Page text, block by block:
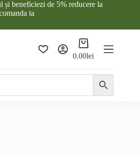
și beneficiezi de 5% reducere la
ta
Coș
de
cumpărături
0.00lei